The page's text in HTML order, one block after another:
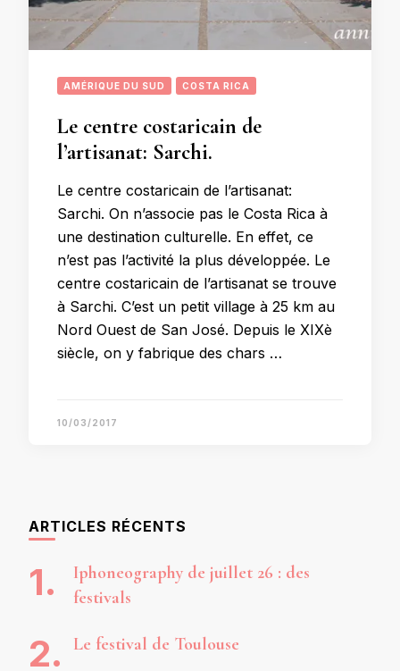
AMÉRIQUE DU SUD COSTA RICA
Le centre costaricain de
l’artisanat: Sarchi.
Le centre costaricain de l’artisanat:
Sarchi. On n’associe pas le Costa Rica à
une destination culturelle. En effet, ce
n’est pas l’activité la plus développée. Le
centre costaricain de l’artisanat se trouve
à Sarchi. C’est un petit village à 25 km au
Nord Ouest de San José. Depuis le XIXè
siècle, on y fabrique des chars …
10/03/2017
ARTICLES RÉCENTS
Iphoneography de juillet 26 : des
festivals
Le festival de Toulouse